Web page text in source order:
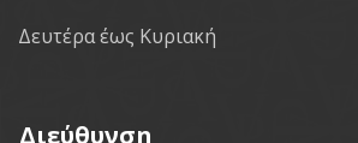
Δευτέρα έως Κυριακή
Διεύθυνση